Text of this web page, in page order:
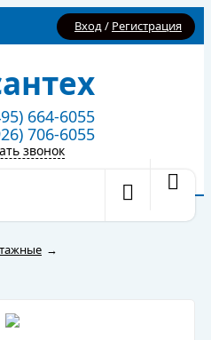
Вход/ Регистрация
664-6055
706-6055
звонок
→